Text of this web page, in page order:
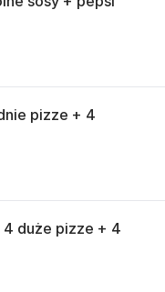
pizze + 4
4 duże pizze + 4